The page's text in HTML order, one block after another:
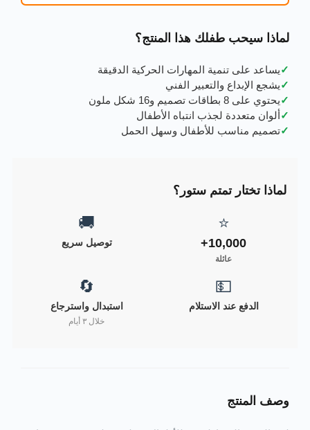
لماذا سيحب طفلك هذا المنتج؟
✓يساعد على تنمية المهارات الحركية الدقيقة
✓يشجع الإبداع والتعبير الفني
✓يحتوي على 8 بطاقات تصميم و16 شكل ملون
✓ألوان متعددة لجذب انتباه الأطفال
✓تصميم مناسب للأطفال وسهل الحمل
لماذا تختار تمتم ستور؟
⭐
10,000+
عائلة
🚚
توصيل سريع
💵
الدفع عند الاستلام
🔄
استبدال واسترجاع
خلال ٣ أيام
وصف المنتج